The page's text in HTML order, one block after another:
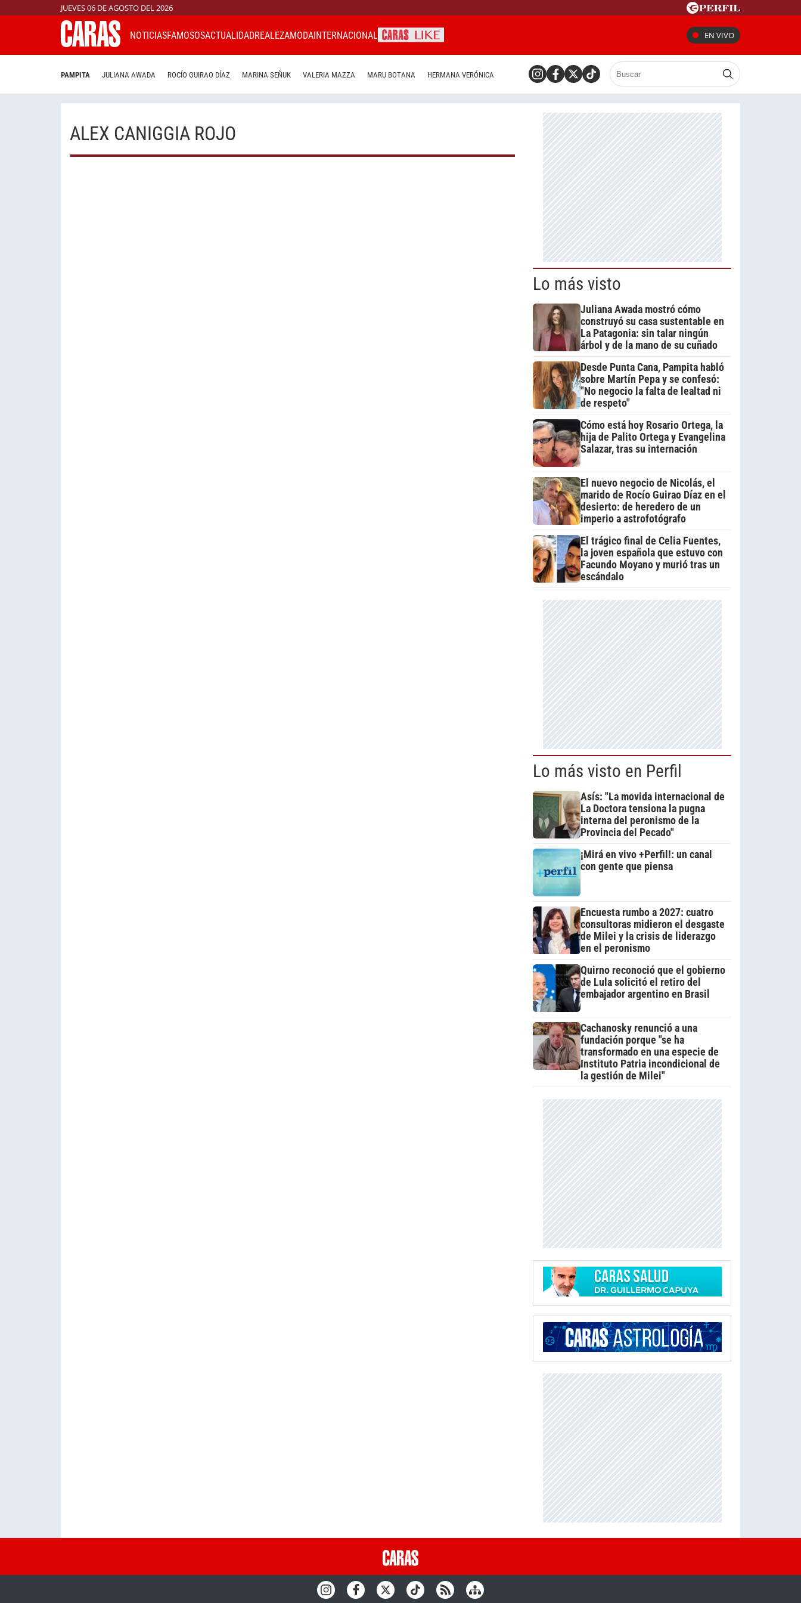
JUEVES 06 DE AGOSTO DEL 2026
NOTICIASFAMOSOSACTUALIDADREALEZAMODAINTERNACIONAL EN VIVO
PAMPITA JULIANA AWADA ROCÍO GUIRAO DÍAZ MARINA SEÑUK VALERIA MAZZA MARU BOTANA HERMANA VERÓNICA
ALEX CANIGGIA ROJO
Lo más visto
Juliana Awada mostró cómo
construyó su casa sustentable en
La Patagonia: sin talar ningún
árbol y de la mano de su cuñado
Desde Punta Cana, Pampita habló
sobre Martín Pepa y se confesó:
"No negocio la falta de lealtad ni
de respeto"
Cómo está hoy Rosario Ortega, la
hija de Palito Ortega y Evangelina
Salazar, tras su internación
El nuevo negocio de Nicolás, el
marido de Rocío Guirao Díaz en el
desierto: de heredero de un
imperio a astrofotógrafo
El trágico final de Celia Fuentes,
la joven española que estuvo con
Facundo Moyano y murió tras un
escándalo
Lo más visto en Perfil
Asís: "La movida internacional de
La Doctora tensiona la pugna
interna del peronismo de la
Provincia del Pecado"
¡Mirá en vivo +Perfil!: un canal
con gente que piensa
Encuesta rumbo a 2027: cuatro
consultoras midieron el desgaste
de Milei y la crisis de liderazgo
en el peronismo
Quirno reconoció que el gobierno
de Lula solicitó el retiro del
embajador argentino en Brasil
Cachanosky renunció a una
fundación porque "se ha
transformado en una especie de
Instituto Patria incondicional de
la gestión de Milei"